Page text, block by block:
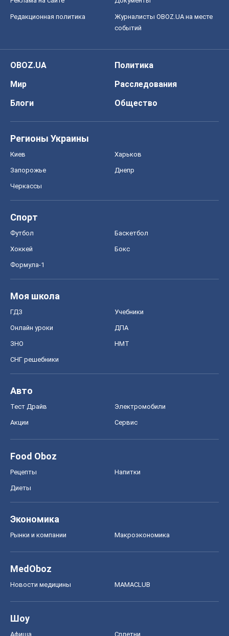
Редакционная политика
Журналисты OBOZ.UA на месте
событий
OBOZ.UA
Политика
Мир
Расследования
Блоги
Общество
Регионы Украины
Киев Харьков
Запорожье Днепр
Черкассы
Спорт
Футбол Баскетбол
Хоккей Бокс
Формула-1
Моя школа
ГДЗ Учебники
Онлайн уроки ДПА
ЗНО НМТ
СНГ решебники
Авто
Тест Драйв Электромобили
Акции Сервис
Food Oboz
Рецепты Напитки
Диеты
Экономика
Рынки и компании Mакроэкономика
MedOboz
Новости медицины MAMACLUB
Шоу
Афиша Сплетни